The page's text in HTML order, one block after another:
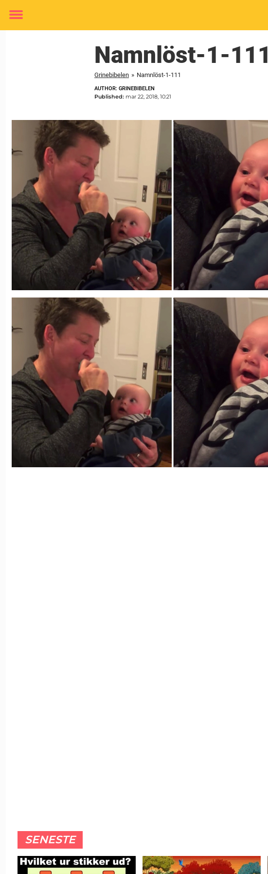
Toggle
Namnlöst-1-111
Grinebibelen » Namnlöst-1-111
AUTHOR: GRINEBIBELEN
Published: mar 22, 2018, 10:21
SENESTE